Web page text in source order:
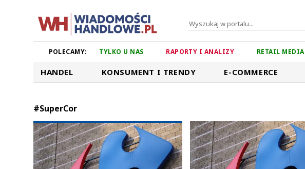
POLECAMY: TYLKO U NAS RAPORTY I ANALIZY RETAIL MEDIA
HANDEL KONSUMENT I TRENDY E-COMMERCE
#SuperCor